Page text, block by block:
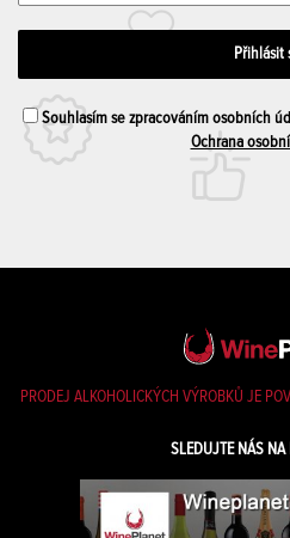
Souhlasím se zpracováním osobních
Ochrana
PRODEJ ALKOHOLICKÝCH VÝROBKŮ JE
SLEDUJTE NÁS NA